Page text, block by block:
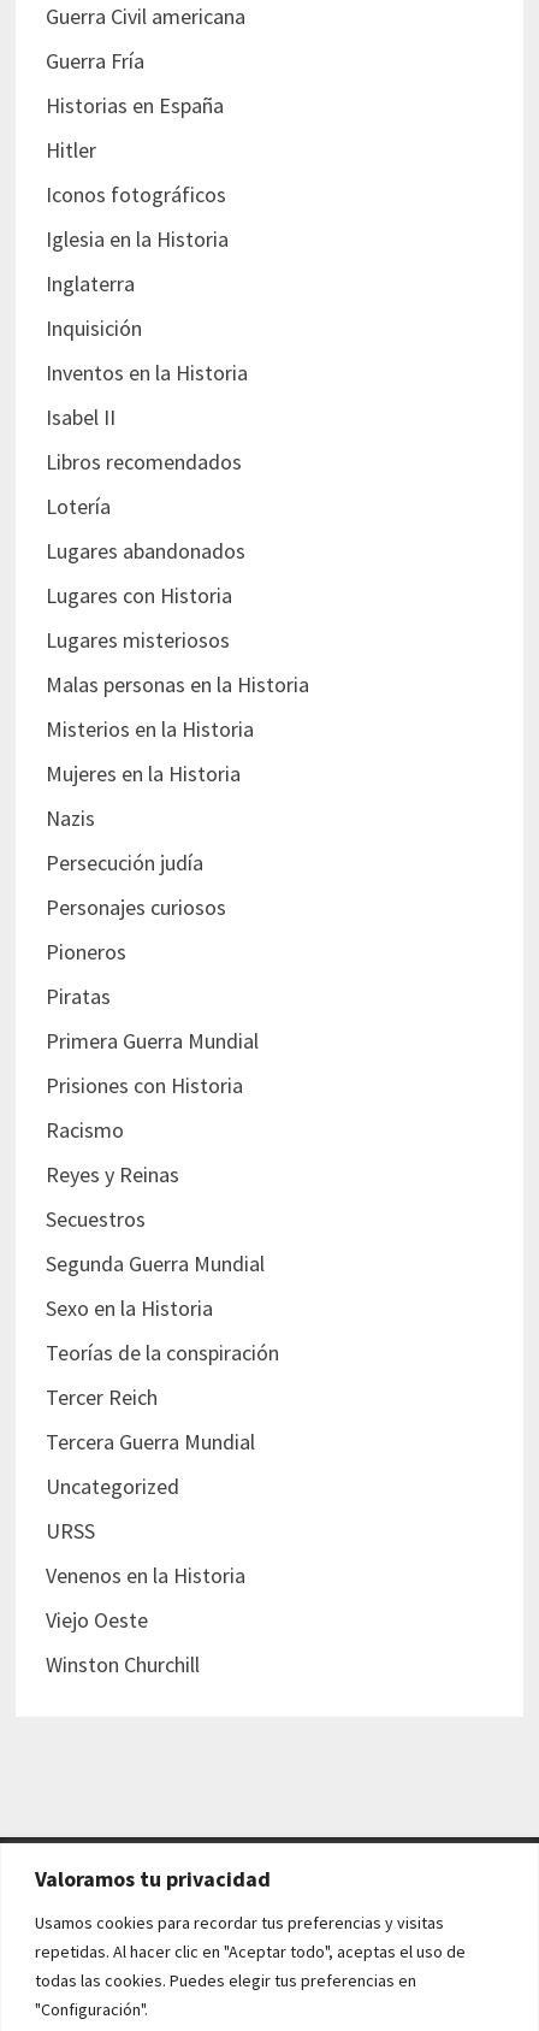
Valoramos tu privacidad
Usamos cookies para recordar tus preferencias y visitas
repetidas. Al hacer clic en "Aceptar todo", aceptas el uso de
todas las cookies. Puedes elegir tus preferencias en
"Configuración".
Guerra Civil americana
Guerra Fría
Historias en España
Hitler
Iconos fotográficos
Iglesia en la Historia
Inglaterra
Inquisición
Inventos en la Historia
Isabel II
Libros recomendados
Lotería
Lugares abandonados
Lugares con Historia
Lugares misteriosos
Malas personas en la Historia
Misterios en la Historia
Mujeres en la Historia
Nazis
Persecución judía
Personajes curiosos
Pioneros
Piratas
Primera Guerra Mundial
Prisiones con Historia
Racismo
Reyes y Reinas
Secuestros
Segunda Guerra Mundial
Sexo en la Historia
Teorías de la conspiración
Tercer Reich
Tercera Guerra Mundial
Uncategorized
URSS
Venenos en la Historia
Viejo Oeste
Winston Churchill
AVISO LEGAL Y POLÍTICAS
Aviso legal
Política de cookies